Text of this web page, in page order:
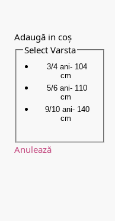
Adaugă in coș
Select Varsta
3/4 ani- 104
cm
5/6 ani- 110
cm
9/10 ani- 140
cm
Anulează